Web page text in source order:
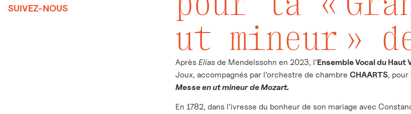
SUIVEZ-NOUS
ut mineur »
Après Elias de Mendelssohn en 2023, l’Ensemble Vocal du Haut
Joux, accompagnés par l’orchestre de chambre CHAARTS,
Messe en ut mineur de Mozart.
En 1782, dans l’ivresse du bonheur de son mariage avec